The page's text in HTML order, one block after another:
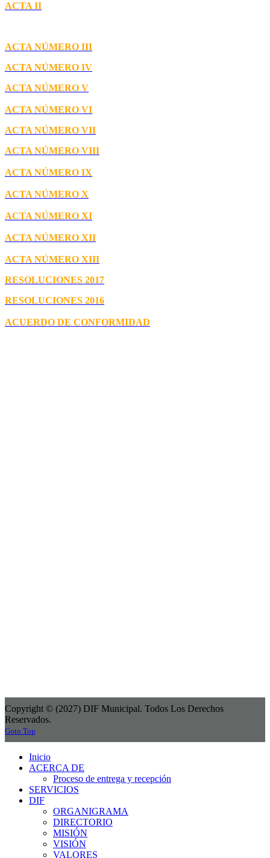
ACTA II
ACTA NÚMERO III
ACTA NÚMERO IV
ACTA NÚMERO V
ACTA NÚMERO VI
ACTA NÚMERO VII
ACTA NÚMERO VIII
ACTA NÚMERO IX
ACTA NÚMERO X
ACTA NÚMERO XI
ACTA NÚMERO XII
ACTA NÚMERO XIII
RESOLUCIONES 2017
RESOLUCIONES 2016
ACUERDO DE CONFORMIDAD
Copyright © (2027) DIF Municipal. Todos Los Derechos
Reservados.
Goto Top
Inicio
ACERCA DE
Proceso de entrega y recepción
SERVICIOS
DIF
ORGANIGRAMA
DIRECTORIO
MISIÓN
VISIÓN
VALORES